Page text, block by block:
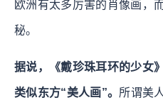
欧洲有太多厉害的肖像画，
秘。
据说，《戴珍珠耳环的少女
类似东方“美人画”。 所谓美